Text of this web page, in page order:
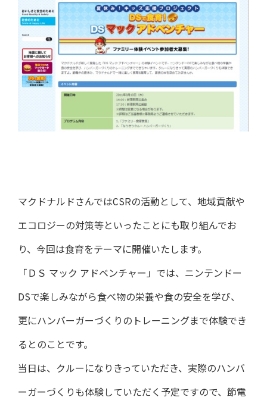
マクドナルドさんではCSRの活動として、地域貢献や
エコロジーの対策等といったことにも取り組んでお
り、今回は食育をテーマに開催いたします。
「ＤＳ マック アドベンチャー」では、ニンテンドー
DSで楽しみながら食べ物の栄養や食の安全を学び、
更にハンバーガーづくりのトレーニングまで体験でき
るとのことです。
当日は、クルーになりきっていただき、実際のハンバ
ーガーづくりも体験していただく予定ですので、節電